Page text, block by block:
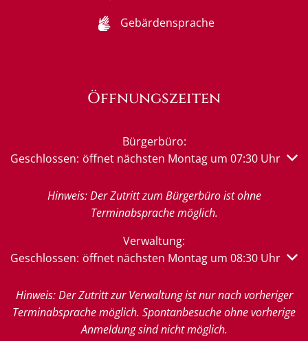
Gebärdensprache
Öffnungszeiten
Bürgerbüro:
Klicken, um weitere Öffnungs- oder Schließzeiten
Geschlossen: öffnet nächsten Montag um 07:30 Uhr
Hinweis: Der Zutritt zum Bürgerbüro ist ohne
Terminabsprache möglich.
Verwaltung:
Klicken, um weitere Öffnungs- oder Schließzeiten
Geschlossen: öffnet nächsten Montag um 08:30 Uhr
Hinweis: Der Zutritt zur Verwaltung ist nur nach vorheriger
Terminabsprache möglich. Spontanbesuche ohne vorherige
Anmeldung sind nicht möglich.